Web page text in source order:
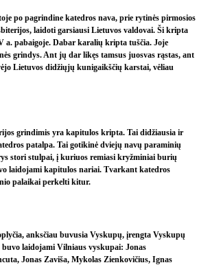
po pagrindine katedros nava, prie rytinės pirmosios
laidoti garsiausi Lietuvos valdovai. Ši kripta
a. pabaigoje. Dabar karalių kripta tuščia. Joje
grindys. Ant jų dar likęs tamsus juosvas rąstas, ant
Lietuvos didžiųjų kunigaikščių karstai, vėliau
grindimis yra kapitulos kripta. Tai didžiausia ir
patalpa. Tai gotikinė dviejų navų paraminių
stori stulpai, į kuriuos remiasi kryžminiai burių
laidojami kapitulos nariai. Tvarkant katedros
palaikai perkelti kitur.
anksčiau buvusia Vyskupų, įrengta Vyskupų
laidojami Vilniaus vyskupai: Jonas
Jonas Zaviša, Mykolas Zienkovičius, Ignas